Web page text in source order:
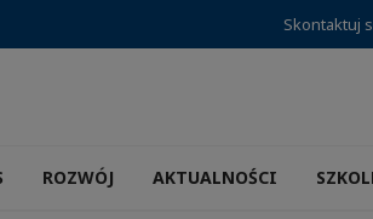
Skontaktuj
ROZWÓJ AKTUALNOŚCI